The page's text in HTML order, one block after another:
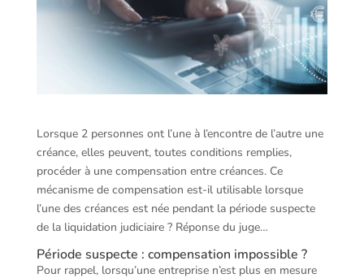
Lorsque 2 personnes ont l’une à l’encontre de l’autre une
créance, elles peuvent, toutes conditions remplies,
procéder à une compensation entre créances. Ce
mécanisme de compensation est-il utilisable lorsque
l’une des créances est née pendant la période suspecte
de la liquidation judiciaire ? Réponse du juge…
Période suspecte : compensation impossible ?
Pour rappel, lorsqu’une entreprise n’est plus en mesure